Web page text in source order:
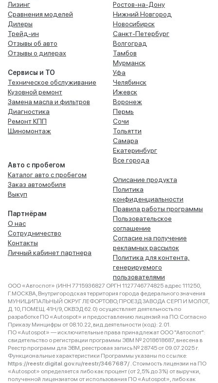
Лизинг
Сравнения моделей
Дилеры
Трейд-ин
Отзывы об авто
Отзывы о дилерах
Сервисы и ТО
Техническое обслуживание
Кузовной ремонт
Замена масла и фильтров
Диагностика
Ремонт КПП
Шиномонтаж
Авто с пробегом
Каталог авто с пробегом
Заказ автомобиля
Выкуп
Партнёрам
О нас
Сотрудничество
Контакты
Личный кабинет партнера
Ростов-на-Дону
Нижний Новгород
Новосибирск
Санкт-Петербург
Волгоград
Тамбов
Мурманск
Уфа
Челябинск
Ижевск
Воронеж
Пермь
Сочи
Тольятти
Самара
Екатеринбург
Все города
Описание продукта
Политика
конфиденциальности
Правила работы программы
Пользовательское
соглашение
Согласие на получение
рекламных рассылок
Политика для контента,
генерируемого
пользователями
ООО «Автоспот» (ИНН 7715936827 ОРГН 1127746774825 адрес 111250,
Г.МОСКВА, Внутригородская территория города федерального значения
МУНИЦИПАЛЬНЫЙ ОКРУГ ЛЕФОРТОВО, ПРОЕЗД ЗАВОДА СЕРП И МОЛОТ,
Д. 10, ПОМЕЩ. 41Н/9, ОКВЭД 62.0) осуществляет деятельность по
разработке ПО «Autospot» и предоставлению лицензий на ПО. Согласно
Приказу Минцифры от 08.10.22, вид деятельности (код): 2.01.
ПО «Autospot» — исключительные права принадлежат ООО "Автоспот":
свидетельство о регистрации программы ЭВМ № 2018618687, внесена в
Реестр программ для ЭВМ, реестровая запись № 28745 от 09.07.2025 г.
Функциональные характеристики Программы указаны по ссылке:
https://reestr.digital.gov.ru/reestr/3467687/ . Стоимость лицензии на ПО
«Autospot» определяется либо как процент (от 2,5% до 3%) от выручки,
полученной лицензиатом от использования ПО «Autospot», либо как